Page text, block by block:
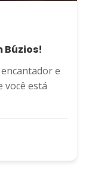
Búzios!
e
você está